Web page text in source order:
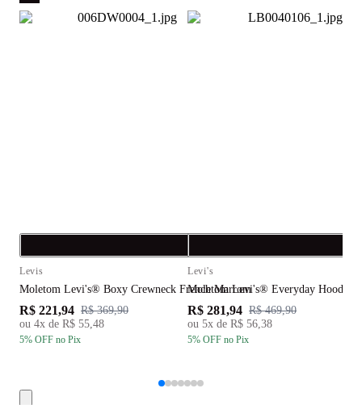
Levis
Moletom Levi's® Boxy Crewneck French Marrom
R$ 221,94 R$ 369,90
ou 4x de R$ 55,48
5% OFF no Pix
Levi's
Moletom Levi's® Everyday Hoodie
R$ 281,94 R$ 469,90
ou 5x de R$ 56,38
5% OFF no Pix